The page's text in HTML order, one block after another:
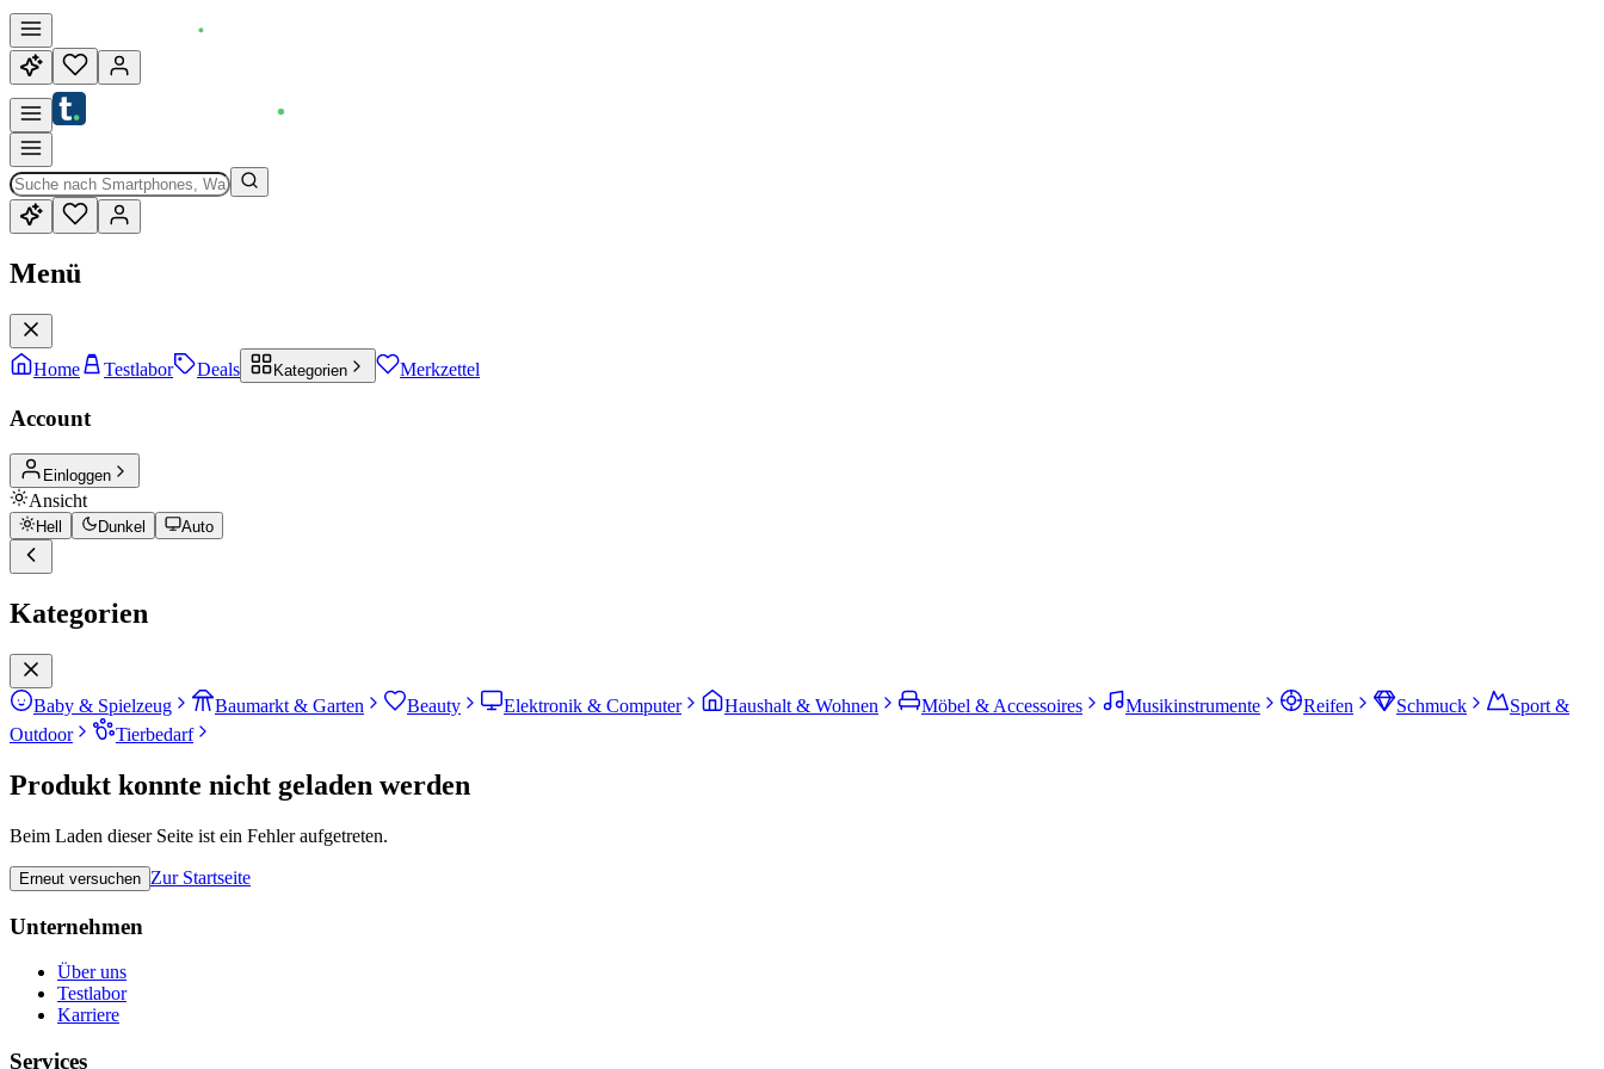
Menü
Home Testlabor Deals Kategorien Merkzettel
Account
Einloggen
Ansicht
Hell Dunkel Auto
Kategorien
Baby & Spielzeug Baumarkt & Garten Beauty Elektronik & Computer Haushalt & Wohnen Möbel & Accessoires Musikinstrumente Reifen Schmuck
Sport &
Outdoor
Tierbedarf
Produkt konnte nicht geladen werden
Beim Laden dieser Seite ist ein Fehler aufgetreten.
Erneut versuchen Zur Startseite
Unternehmen
Über uns
Testlabor
Karriere
Services